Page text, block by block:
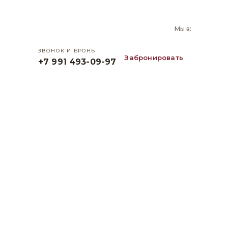
Мы в:
ЗВОНОК И БРОНЬ
+7 991 493-09-97 Забронировать